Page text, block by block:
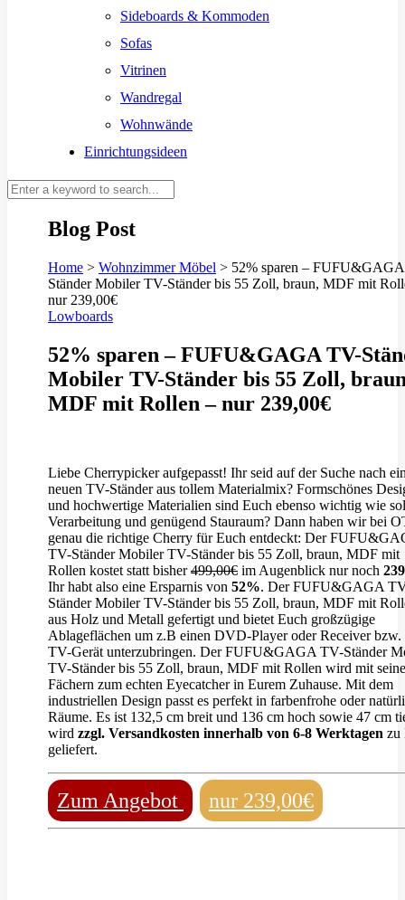
Sideboards & Kommoden
Sofas
Vitrinen
Wandregal
Wohnwände
Einrichtungsideen
Blog Post
Home > Wohnzimmer Möbel > 52% sparen –
Ständer Mobiler TV-Ständer bis 55 Zoll, braun, MDF mit
nur 239,00€
Lowboards
52% sparen – FUFU&GAGA TV-
Mobiler TV-Ständer bis 55 Zoll,
MDF mit Rollen – nur 239,00€
Liebe Cherrypicker aufgepasst! Ihr seid auf der Suche nach
neuen TV-Ständer aus tollem Materialmix? Formschönes
und hochwertige Materialien sind Euch ebenso wichtig wie
Verarbeitung und genügend Stauraum? Dann haben wir bei
genau die richtige Cherry für Euch entdeckt: Der
TV-Ständer Mobiler TV-Ständer bis 55 Zoll, braun, MDF mit
Rollen kostet statt bisher499,00€ im Augenblick nur noch
Ihr habt also eine Ersparnis von 52%. Der FUFU&GAGA
Ständer Mobiler TV-Ständer bis 55 Zoll, braun, MDF mit
aus Holz und Metall gefertigt und bietet Euch großzügige
Ablageflächen um z.B einen DVD-Player oder Receiver bzw.
TV-Gerät unterzubringen. Der FUFU&GAGA TV-Ständer
TV-Ständer bis 55 Zoll, braun, MDF mit Rollen wird mit
Fächern zum echten Eyecatcher in Eurem Zuhause. Mit dem
industriellen Design passt es perfekt in farbenfrohe oder
Räume. Es ist 132,5 cm breit und 136 cm hoch sowie 47 cm
wird zzgl. Versandkosten innerhalb von 6-8 Werktagen zu
geliefert.
Zum Angebot nur 239,00€